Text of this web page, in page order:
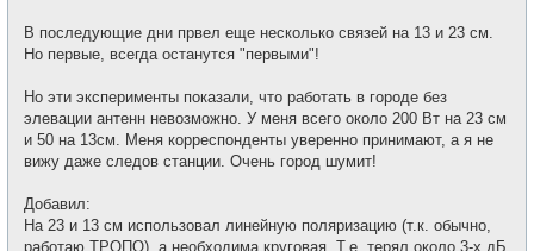
В последующие дни првел еще несколько связей на 13 и 23 см.
Но первые, всегда останутся "первыми"!
Но эти эксперименты показали, что работать в городе без
элевации антенн невозможно. У меня всего около 200 Вт на 23 см
и 50 на 13см. Меня корреспонденты уверенно принимают, а я не
вижу даже следов станции. Очень город шумит!
Добавил:
На 23 и 13 см использовал линейную поляризацию (т.к. обычно,
работаю ТРОПО), а необходима круговая. Т.е. терял около 3-х дБ